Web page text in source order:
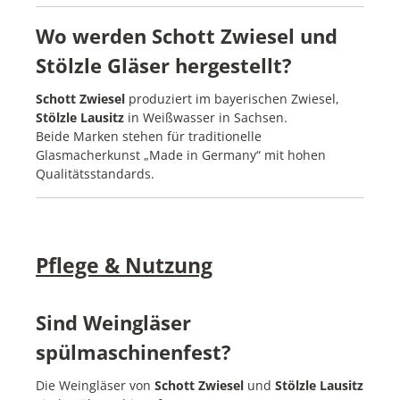
Wo werden Schott Zwiesel und
Stölzle Gläser hergestellt?
Schott Zwiesel produziert im bayerischen Zwiesel,
Stölzle Lausitz in Weißwasser in Sachsen.
Beide Marken stehen für traditionelle
Glasmacherkunst „Made in Germany“ mit hohen
Qualitätsstandards.
Pflege & Nutzung
Sind Weingläser
spülmaschinenfest?
Die Weingläser von Schott Zwiesel und Stölzle Lausitz